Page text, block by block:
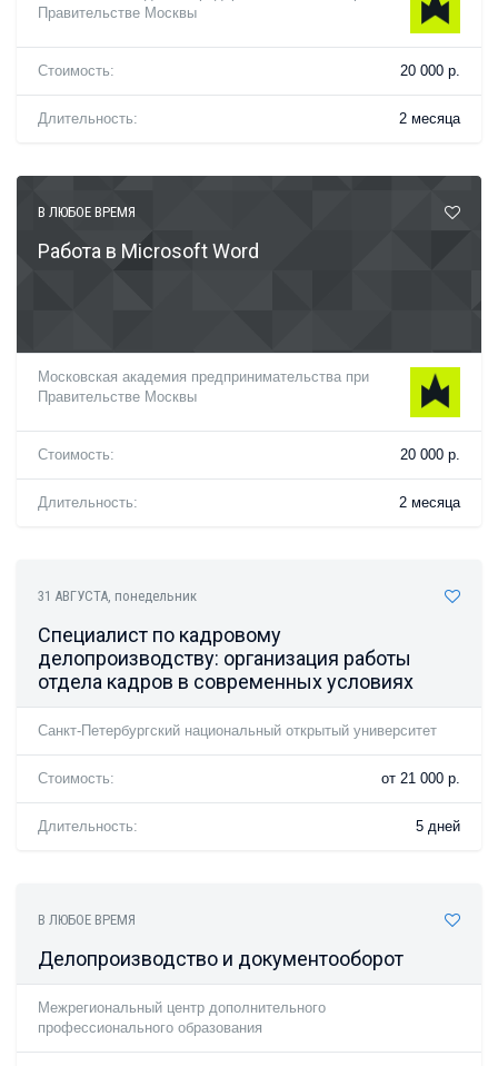
Правительстве Москвы
Стоимость: 20 000 р.
Длительность: 2 месяца
В ЛЮБОЕ ВРЕМЯ
Работа в Microsoft Word
Московская академия предпринимательства при
Правительстве Москвы
Стоимость: 20 000 р.
Длительность: 2 месяца
31 АВГУСТА, понедельник
Специалист по кадровому
делопроизводству: организация работы
отдела кадров в современных условиях
Санкт-Петербургский национальный открытый университет
Стоимость: от 21 000 р.
Длительность: 5 дней
В ЛЮБОЕ ВРЕМЯ
Делопроизводство и документооборот
Межрегиональный центр дополнительного
профессионального образования